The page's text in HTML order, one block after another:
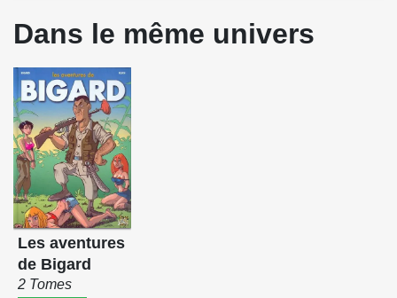
Dans le même univers
Les aventures
de Bigard
2 Tomes